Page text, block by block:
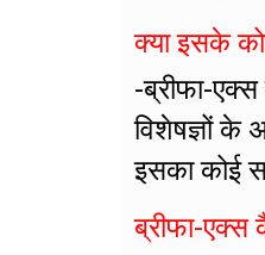
क्या इसके
-ब्रीफा-
विशेषज्ञों के
इसका कोई
ब्रीफा-